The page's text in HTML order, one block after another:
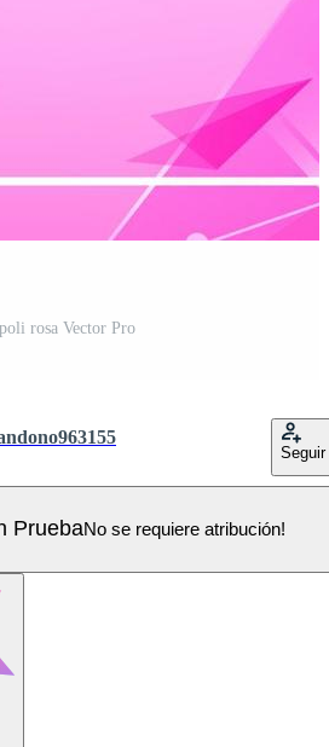
rosa Vector Pro
Seguir
PruebaNo se requiere atribución!